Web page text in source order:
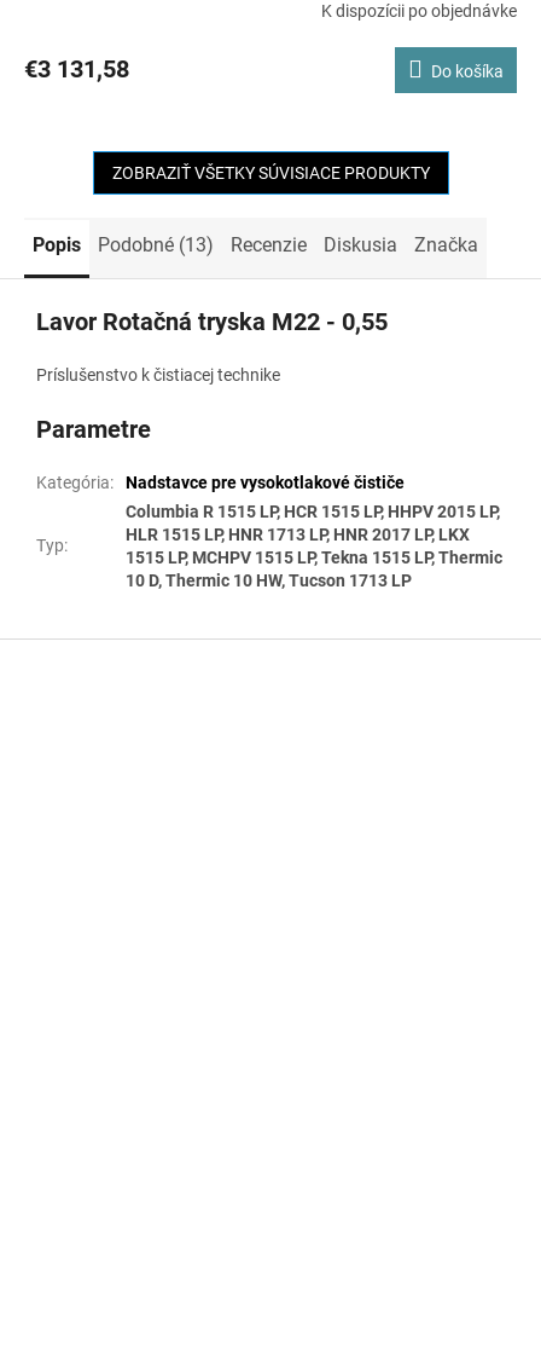
K dispozícii po objednávke
€3 131,58 Do košíka
ZOBRAZIŤ VŠETKY SÚVISIACE PRODUKTY
Popis Podobné (13) Recenzie Diskusia Značka
Lavor Rotačná tryska M22 - 0,55
Príslušenstvo k čistiacej technike
Parametre
Kategória: Nadstavce pre vysokotlakové čističe
Typ:
Columbia R 1515 LP, HCR 1515 LP, HHPV 2015 LP,
HLR 1515 LP, HNR 1713 LP, HNR 2017 LP, LKX
1515 LP, MCHPV 1515 LP, Tekna 1515 LP, Thermic
10 D, Thermic 10 HW, Tucson 1713 LP